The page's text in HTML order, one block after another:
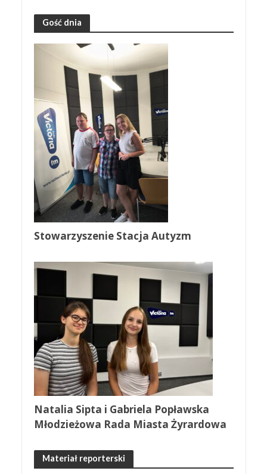
Gość dnia
Stowarzyszenie Stacja Autyzm
Natalia Sipta i Gabriela Popławska
Młodzieżowa Rada Miasta Żyrardowa
Materiał reporterski